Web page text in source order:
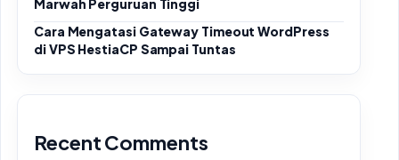
Marwah Perguruan Tinggi
Cara Mengatasi Gateway Timeout WordPress
di VPS HestiaCP Sampai Tuntas
Recent Comments